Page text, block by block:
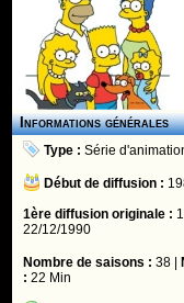
Informations générales
Type :Série
Début de diffusion :
1ère diffusion originale :
22/12/1990
Nombre de saisons : 38 |
: 22 Min